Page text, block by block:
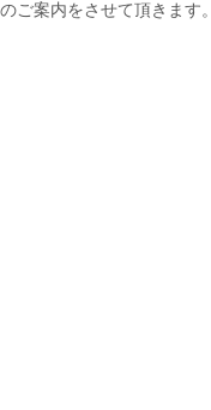
ご案内をさせて頂きます。